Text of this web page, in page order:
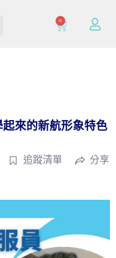
0
來的新航形象特色
追蹤清單 分享